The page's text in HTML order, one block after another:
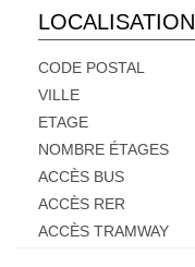
LOCALISATION
CODE POSTAL
VILLE
ETAGE
NOMBRE ÉTAGES
ACCÈS BUS
ACCÈS RER
ACCÈS TRAMWAY